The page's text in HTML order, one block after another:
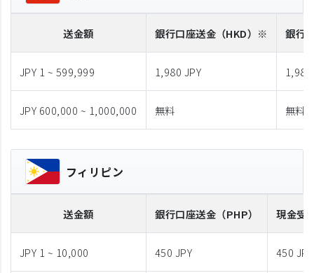
送金額 銀行口座送金 （HKD）※ 銀行
JPY 1 ~ 599,999 1,980 JPY 1,980
JPY 600,000 ~ 1,000,000 無料 無料
フィリピン
送金額 銀行口座送金 （PHP） 現金受
JPY 1 ~ 10,000 450 JPY 450 JPY